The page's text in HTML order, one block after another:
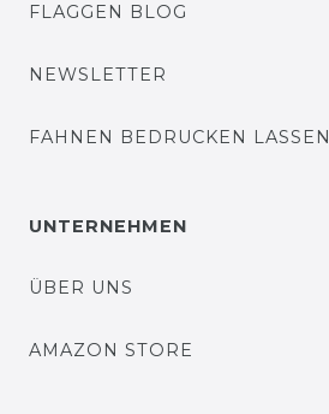
FLAGGEN BLOG
NEWSLETTER
FAHNEN BEDRUCKEN LASSEN
UNTERNEHMEN
ÜBER UNS
AMAZON STORE